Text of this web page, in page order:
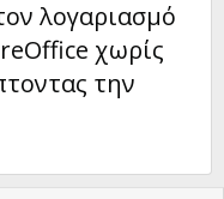
λογαριασμό
χωρίς
την